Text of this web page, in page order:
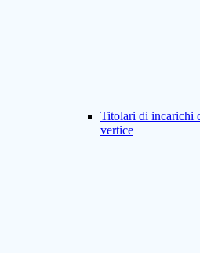
Titolari di incarichi
vertice